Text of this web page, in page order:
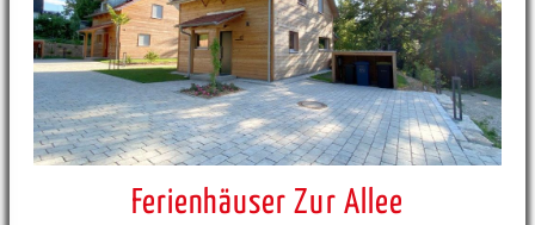
Ferienhäuser Zur Allee